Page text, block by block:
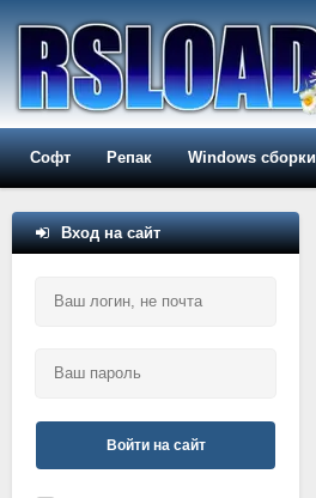
Софт Репак Windows сборки
Вход на сайт
Войти на сайт